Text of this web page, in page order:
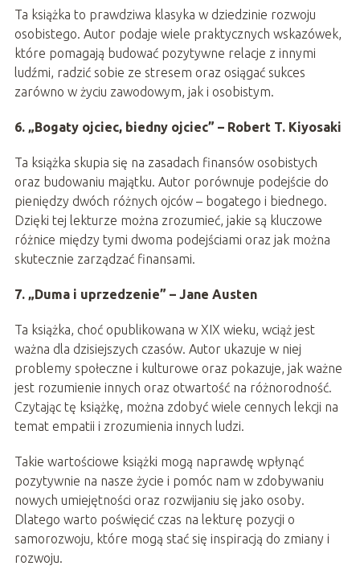
Ta książka to prawdziwa klasyka w dziedzinie rozwoju
osobistego. Autor podaje wiele praktycznych wskazówek,
które pomagają budować pozytywne relacje z innymi
ludźmi, radzić sobie ze stresem oraz osiągać sukces
zarówno w życiu zawodowym, jak i osobistym.
6. „Bogaty ojciec, biedny ojciec” – Robert T. Kiyosaki
Ta książka skupia się na zasadach finansów osobistych
oraz budowaniu majątku. Autor porównuje podejście do
pieniędzy dwóch różnych ojców – bogatego i biednego.
Dzięki tej lekturze można zrozumieć, jakie są kluczowe
różnice między tymi dwoma podejściami oraz jak można
skutecznie zarządzać finansami.
7. „Duma i uprzedzenie” – Jane Austen
Ta książka, choć opublikowana w XIX wieku, wciąż jest
ważna dla dzisiejszych czasów. Autor ukazuje w niej
problemy społeczne i kulturowe oraz pokazuje, jak ważne
jest rozumienie innych oraz otwartość na różnorodność.
Czytając tę książkę, można zdobyć wiele cennych lekcji na
temat empatii i zrozumienia innych ludzi.
Takie wartościowe książki mogą naprawdę wpłynąć
pozytywnie na nasze życie i pomóc nam w zdobywaniu
nowych umiejętności oraz rozwijaniu się jako osoby.
Dlatego warto poświęcić czas na lekturę pozycji o
samorozwoju, które mogą stać się inspiracją do zmiany i
rozwoju.